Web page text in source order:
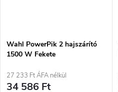
Wahl PowerPik 2 hajszárító
1500 W Fekete
27 233 Ft ÁFA nélkül
34 586 Ft